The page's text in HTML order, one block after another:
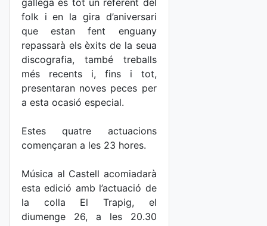
gallega és tot un referent del
folk i en la gira d’aniversari
que estan fent enguany
repassarà els èxits de la seua
discografia, també treballs
més recents i, fins i tot,
presentaran noves peces per
a esta ocasió especial.
Estes quatre actuacions
començaran a les 23 hores.
Música al Castell acomiadarà
esta edició amb l’actuació de
la colla El Trapig, el
diumenge 26, a les 20.30